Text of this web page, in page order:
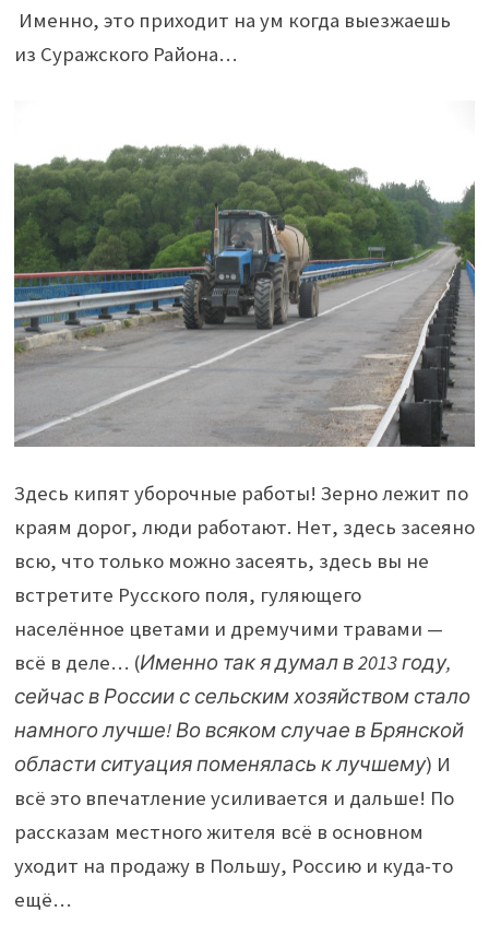
Именно, это приходит на ум когда выезжаешь
из Суражского Района…
Здесь кипят уборочные работы! Зерно лежит по
краям дорог, люди работают. Нет, здесь засеяно
всю, что только можно засеять, здесь вы не
встретите Русского поля, гуляющего
населённое цветами и дремучими травами —
всё в деле… (Именно так я думал в 2013 году,
сейчас в России с сельским хозяйством стало
намного лучше! Во всяком случае в Брянской
области ситуация поменялась к лучшему) И
всё это впечатление усиливается и дальше! По
рассказам местного жителя всё в основном
уходит на продажу в Польшу, Россию и куда-то
ещё…